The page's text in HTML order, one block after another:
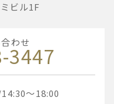
ビル1F
わせ
3447
～18:00